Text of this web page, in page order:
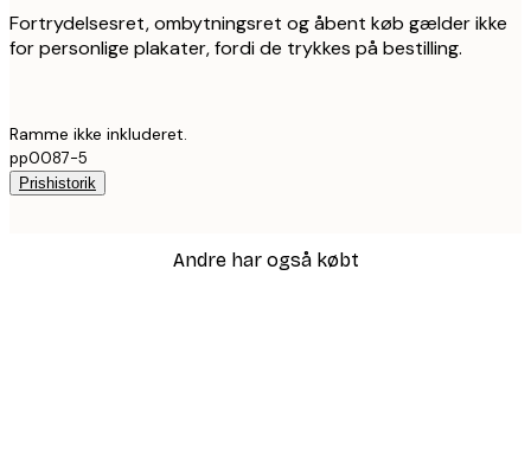
Fortrydelsesret, ombytningsret og åbent køb gælder ikke
for personlige plakater, fordi de trykkes på bestilling.
Ramme ikke inkluderet.
pp0087-5
Prishistorik
Andre har også købt